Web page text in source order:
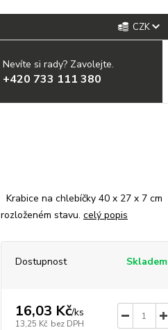
CZK
Nevíte si rady? Zavolejte.
+420 733 111 380
Krabice na chlebíčky 40 x 27 x 7
rozloženém stavu. celý popis
Dostupnost Skladem
16,03 Kč/ks
13,25 Kč bez DPH